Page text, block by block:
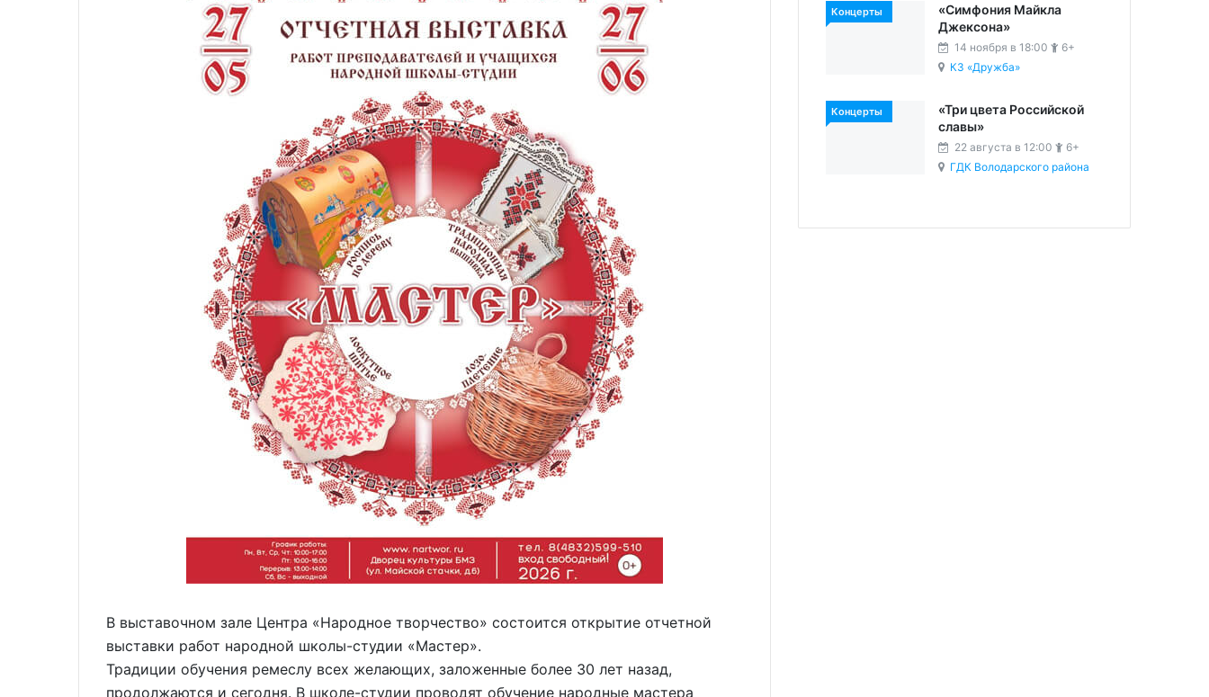
В выставочном зале Центра «Народное творчество» состоится открытие отчетной
выставки работ народной школы-студии «Мастер».
Традиции обучения ремеслу всех желающих, заложенные более 30 лет назад,
продолжаются и сегодня. В школе-студии проводят обучение народные мастера
Концерты
«Симфония Майкла
Джексона»
14 ноября в 18:00
6+
КЗ «Дружба»
Концерты
«Три цвета Российской
славы»
22 августа в 12:00
6+
ГДК Володарского района